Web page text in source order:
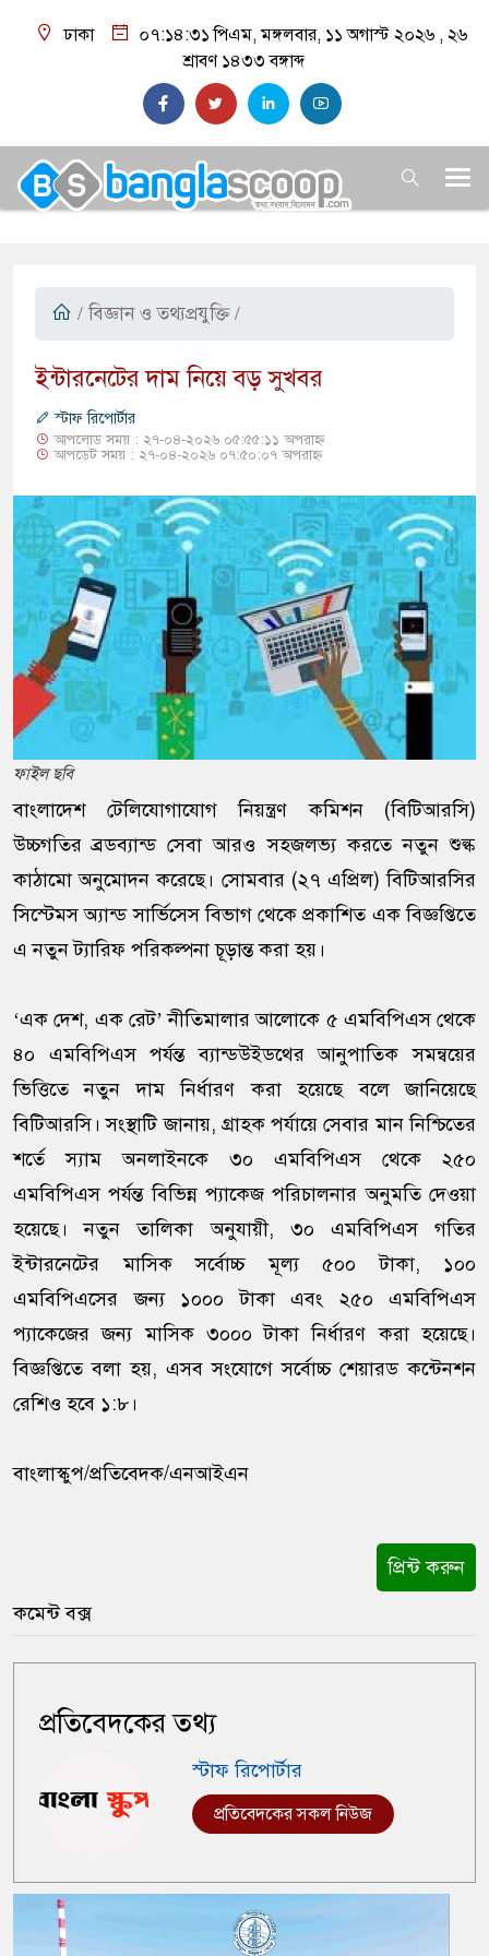
ঢাকা ০৭:১৪:৩২ পিএম, মঙ্গলবার, ১১ অগাস্ট ২০২৬ , ২৬
শ্রাবণ ১৪৩৩ বঙ্গাব্দ
/ বিজ্ঞান ও তথ্যপ্রযুক্তি /
ইন্টারনেটের দাম নিয়ে বড় সুখবর
স্টাফ রিপোর্টার
আপলোড সময় : ২৭-০৪-২০২৬ ০৫:৫৫:১১ অপরাহ্ন
আপডেট সময় : ২৭-০৪-২০২৬ ০৭:৫০:০৭ অপরাহ্ন
ফাইল ছবি
বাংলাদেশ টেলিযোগাযোগ নিয়ন্ত্রণ কমিশন (বিটিআরসি)
উচ্চগতির ব্রডব্যান্ড সেবা আরও সহজলভ্য করতে নতুন শুল্ক
কাঠামো অনুমোদন করেছে। সোমবার (২৭ এপ্রিল) বিটিআরসির
সিস্টেমস অ্যান্ড সার্ভিসেস বিভাগ থেকে প্রকাশিত এক বিজ্ঞপ্তিতে
এ নতুন ট্যারিফ পরিকল্পনা চূড়ান্ত করা হয়।
‘এক দেশ, এক রেট’ নীতিমালার আলোকে ৫ এমবিপিএস থেকে
৪০ এমবিপিএস পর্যন্ত ব্যান্ডউইডথের আনুপাতিক সমন্বয়ের
ভিত্তিতে নতুন দাম নির্ধারণ করা হয়েছে বলে জানিয়েছে
বিটিআরসি। সংস্থাটি জানায়, গ্রাহক পর্যায়ে সেবার মান নিশ্চিতের
শর্তে স্যাম অনলাইনকে ৩০ এমবিপিএস থেকে ২৫০
এমবিপিএস পর্যন্ত বিভিন্ন প্যাকেজ পরিচালনার অনুমতি দেওয়া
হয়েছে। নতুন তালিকা অনুযায়ী, ৩০ এমবিপিএস গতির
ইন্টারনেটের মাসিক সর্বোচ্চ মূল্য ৫০০ টাকা, ১০০
এমবিপিএসের জন্য ১০০০ টাকা এবং ২৫০ এমবিপিএস
প্যাকেজের জন্য মাসিক ৩০০০ টাকা নির্ধারণ করা হয়েছে।
বিজ্ঞপ্তিতে বলা হয়, এসব সংযোগে সর্বোচ্চ শেয়ারড কন্টেনশন
রেশিও হবে ১:৮।
বাংলাস্কুপ/প্রতিবেদক/এনআইএন
প্রিন্ট করুন
কমেন্ট বক্স
প্রতিবেদকের তথ্য
স্টাফ রিপোর্টার
প্রতিবেদকের সকল নিউজ